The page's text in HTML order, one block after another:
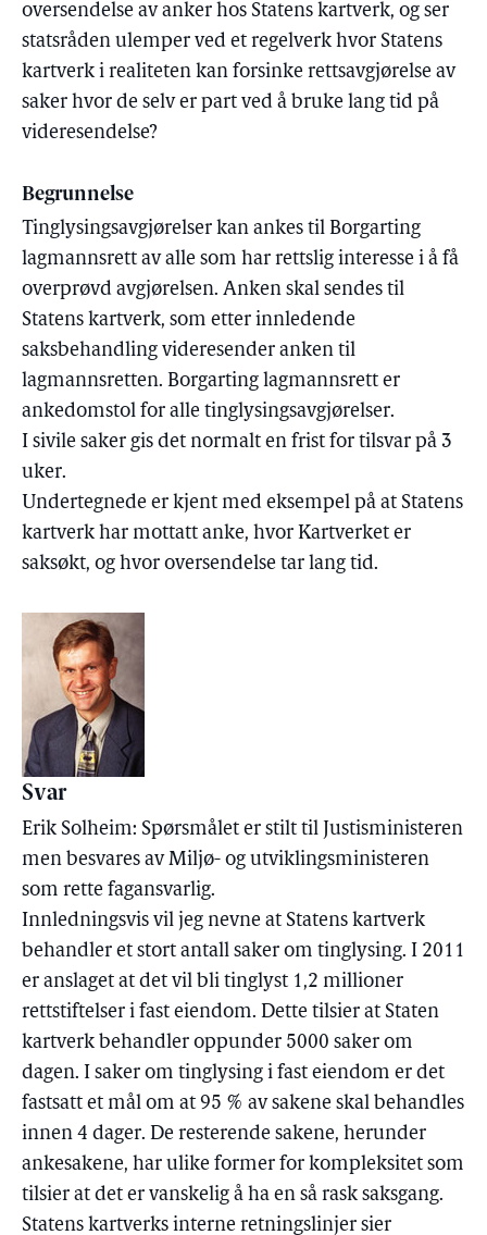
oversendelse av anker hos Statens kartverk, og ser
statsråden ulemper ved et regelverk hvor Statens
kartverk i realiteten kan forsinke rettsavgjørelse av
saker hvor de selv er part ved å bruke lang tid på
videresendelse?
Begrunnelse
Tinglysingsavgjørelser kan ankes til Borgarting
lagmannsrett av alle som har rettslig interesse i å få
overprøvd avgjørelsen. Anken skal sendes til
Statens kartverk, som etter innledende
saksbehandling videresender anken til
lagmannsretten. Borgarting lagmannsrett er
ankedomstol for alle tinglysingsavgjørelser.
I sivile saker gis det normalt en frist for tilsvar på 3
uker.
Undertegnede er kjent med eksempel på at Statens
kartverk har mottatt anke, hvor Kartverket er
saksøkt, og hvor oversendelse tar lang tid.
Svar
Erik Solheim: Spørsmålet er stilt til Justisministeren
men besvares av Miljø- og utviklingsministeren
som rette fagansvarlig.
Innledningsvis vil jeg nevne at Statens kartverk
behandler et stort antall saker om tinglysing. I 2011
er anslaget at det vil bli tinglyst 1,2 millioner
rettstiftelser i fast eiendom. Dette tilsier at Staten
kartverk behandler oppunder 5000 saker om
dagen. I saker om tinglysing i fast eiendom er det
fastsatt et mål om at 95 % av sakene skal behandles
innen 4 dager. De resterende sakene, herunder
ankesakene, har ulike former for kompleksitet som
tilsier at det er vanskelig å ha en så rask saksgang.
Statens kartverks interne retningslinjer sier